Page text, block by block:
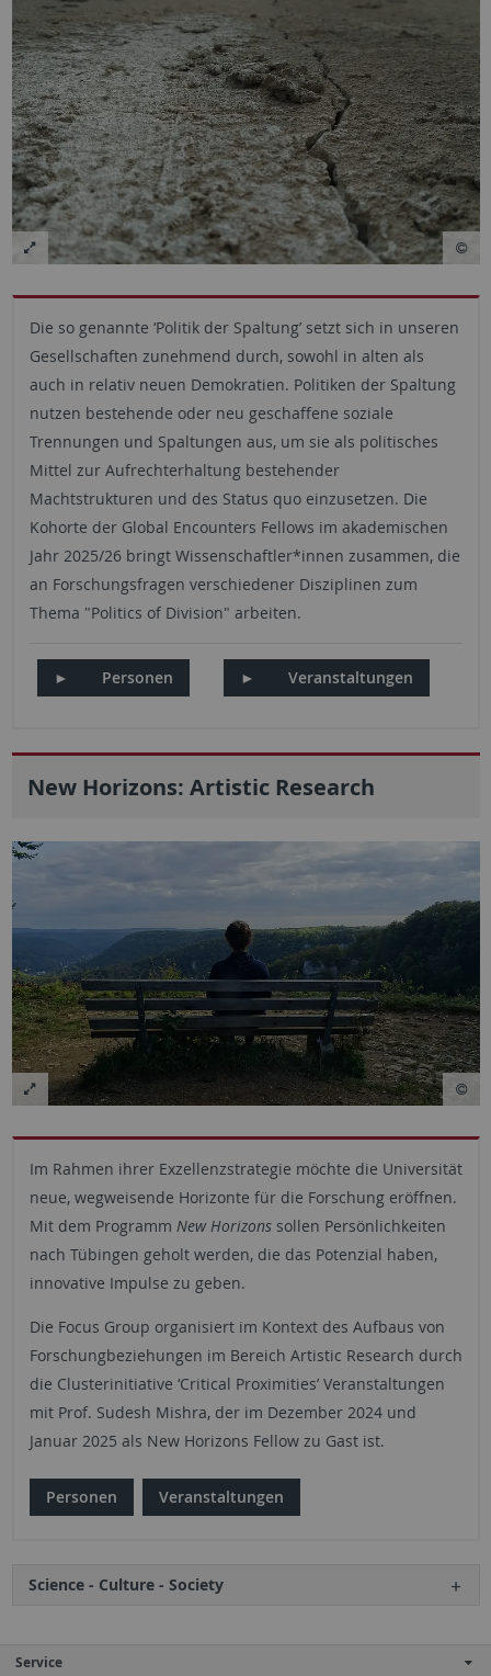
Die so genannte ‘Politik der Spaltung’ setzt sich in unseren
Gesellschaften zunehmend durch, sowohl in alten als
auch in relativ neuen Demokratien. Politiken der Spaltung
nutzen bestehende oder neu geschaffene soziale
Trennungen und Spaltungen aus, um sie als politisches
Mittel zur Aufrechterhaltung bestehender
Machtstrukturen und des Status quo einzusetzen. Die
Kohorte der Global Encounters Fellows im akademischen
Jahr 2025/26 bringt Wissenschaftler*innen zusammen, die
an Forschungsfragen verschiedener Disziplinen zum
Thema "Politics of Division" arbeiten.
► Personen ► Veranstaltungen
New Horizons: Artistic Research
Im Rahmen ihrer Exzellenzstrategie möchte die Universität
neue, wegweisende Horizonte für die Forschung eröffnen.
Mit dem Programm New Horizonssollen Persönlichkeiten
nach Tübingen geholt werden, die das Potenzial haben,
innovative Impulse zu geben.
Die Focus Group organisiert im Kontext des Aufbaus von
Forschungbeziehungen im Bereich Artistic Research durch
die Clusterinitiative ‘Critical Proximities’ Veranstaltungen
mit Prof. Sudesh Mishra, der im Dezember 2024 und
Januar 2025 als New Horizons Fellow zu Gast ist.
Personen Veranstaltungen
Science - Culture - Society
Service